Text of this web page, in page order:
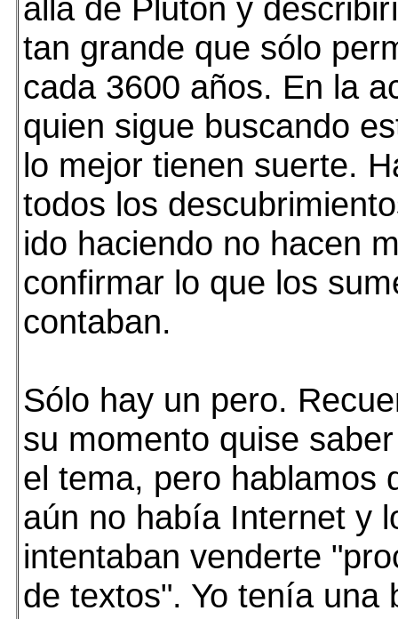
allá de Plutón y
tan grande que sólo
cada 3600 años. En la
quien sigue buscando
lo mejor tienen suerte.
todos los
ido haciendo no hacen
confirmar lo que los
contaban.
Sólo hay un pero.
su momento quise
el tema, pero hablamos
aún no había Internet y
intentaban venderte
de textos". Yo tenía una